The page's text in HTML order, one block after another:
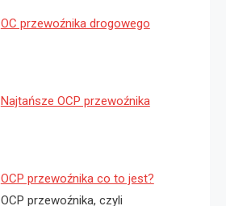
OC przewoźnika drogowego
Najtańsze OCP przewoźnika
OCP przewoźnika co to jest?
OCP przewoźnika, czyli